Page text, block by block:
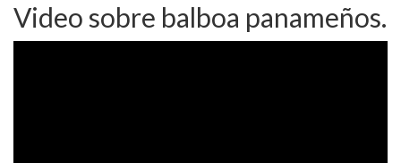
Video sobre balboa panameños.